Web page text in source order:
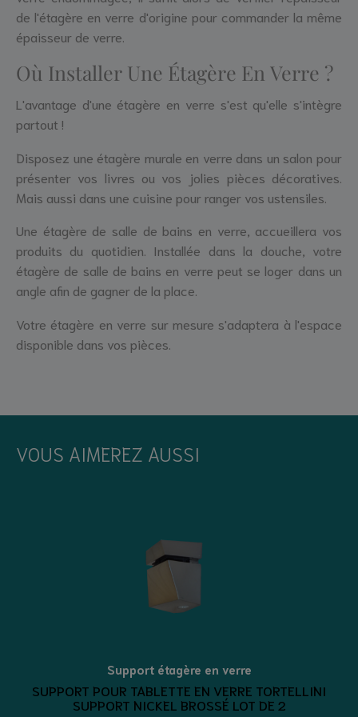
de l'étagère en verre d'origine pour commander la même
épaisseur de verre.
Où Installer Une Étagère En Verre ?
L'avantage d'une étagère en verre s'est qu'elle s'intègre
partout !
Disposez une étagère murale en verre dans un salon pour
présenter vos livres ou vos jolies pièces décoratives.
Mais aussi dans une cuisine pour ranger vos ustensiles.
Une étagère de salle de bains en verre, accueillera vos
produits du quotidien. Installée dans la douche, votre
étagère de salle de bains en verre peut se loger dans un
angle afin de gagner de la place.
Votre étagère en verre sur mesure s'adaptera à l'espace
disponible dans vos pièces.
VOUS AIMEREZ AUSSI
Support étagère en verre
SUPPORT POUR TABLETTE EN VERRE TORTELLINI
SUPPORT NICKEL BROSSÉ LOT DE 2